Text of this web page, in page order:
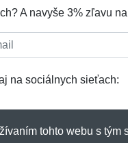
A navyše 3% zľavu
na sociálnych sieťach:
tohto webu s tým